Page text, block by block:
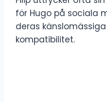
för Hugo på sociala
deras
kompatibilitet.